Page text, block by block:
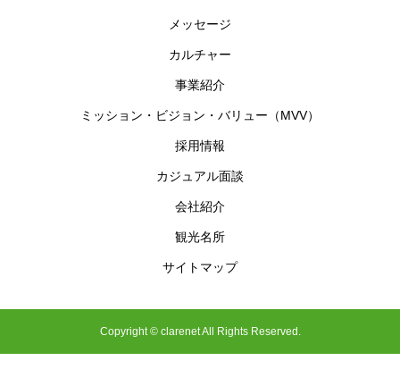
メッセージ
カルチャー
事業紹介
ミッション・ビジョン・バリュー（MVV）
採用情報
カジュアル面談
会社紹介
観光名所
サイトマップ
Copyright © clarenet All Rights Reserved.